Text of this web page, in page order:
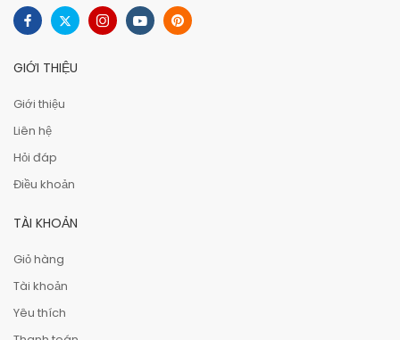
GIỚI THIỆU
Giới thiệu
Liên hệ
Hỏi đáp
Điều khoản
TÀI KHOẢN
Giỏ hàng
Tài khoản
Yêu thích